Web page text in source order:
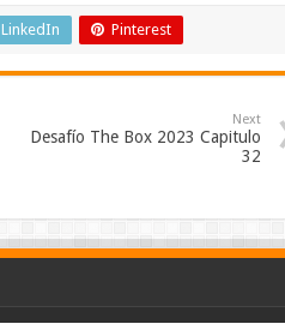
LinkedIn Pinterest
Next
Desafío The Box 2023 Capitulo
32